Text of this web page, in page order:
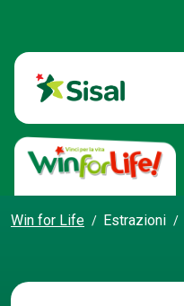
Win for Life Estrazioni